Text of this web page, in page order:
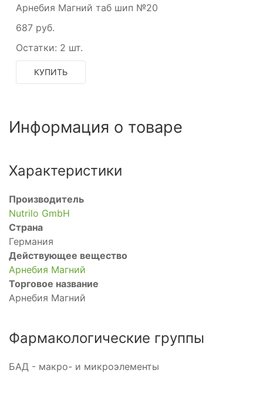
Арнебия Магний таб шип №20
687 руб.
Остатки: 2 шт.
КУПИТЬ
Информация о товаре
Характеристики
Производитель
Nutrilo GmbH
Страна
Германия
Действующее вещество
Арнебия Магний
Торговое название
Арнебия Магний
Фармакологические группы
БАД - макро- и микроэлементы